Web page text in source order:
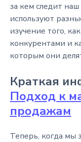
за кем следит
используют
изучение того,
конкурентами и
которым они
Краткая
Подход к
продажам
Теперь, когда мы